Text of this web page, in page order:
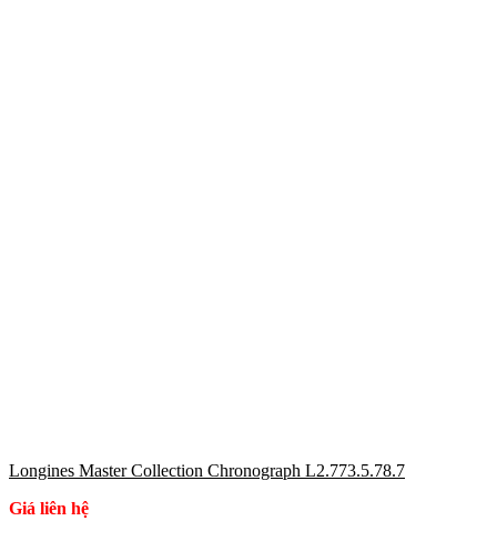
Longines Master Collection Chronograph L2.773.5.78.7
Giá liên hệ